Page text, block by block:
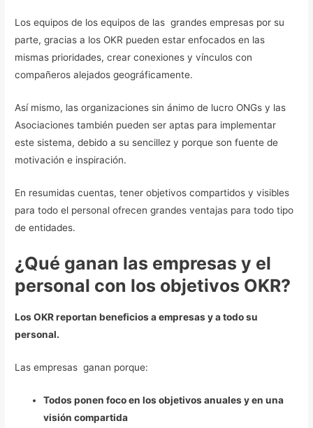
Los equipos de los equipos de las grandes empresas por su
parte, gracias a los OKR pueden estar enfocados en las
mismas prioridades, crear conexiones y vínculos con
compañeros alejados geográficamente.
Así mismo, las organizaciones sin ánimo de lucro ONGs y las
Asociaciones también pueden ser aptas para implementar
este sistema, debido a su sencillez y porque son fuente de
motivación e inspiración.
En resumidas cuentas, tener objetivos compartidos y visibles
para todo el personal ofrecen grandes ventajas para todo tipo
de entidades.
¿Qué ganan las empresas y el
personal con los objetivos OKR?
Los OKR reportan beneficios a empresas y a todo su
personal.
Las empresas ganan porque:
Todos ponen foco en los objetivos anuales y en una
visión compartida